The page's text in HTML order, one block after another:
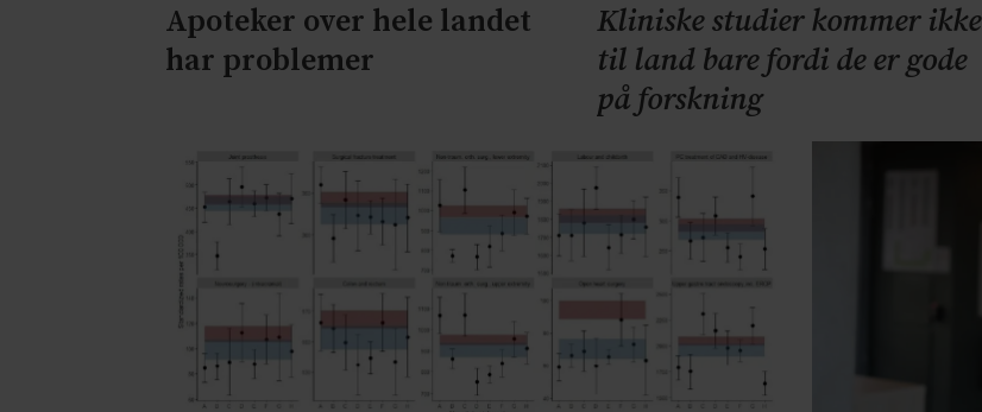
Apoteker over hele landet
har problemer
Kliniske studier kommer ikke
til land bare fordi de er gode
på forskning